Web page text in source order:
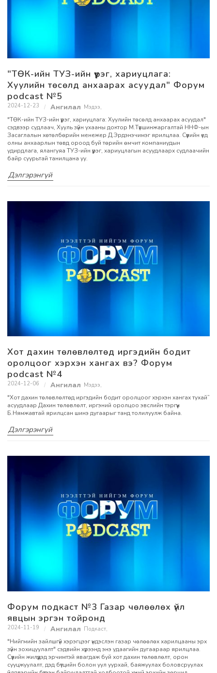
"ТӨК-ийн ТУЗ-ийн үүрэг, хариуцлага:
Хуулийн төсөлд анхаарах асуудал" Форум
podcast №5
2024-12-23 Мэдээ,
"ТӨК-ийн ТУЗ-ийн үүрэг, хариуцлага: Хуулийн төсөлд анхаарах асуудал"
сэдвээр судлаач, Хууль зүйн ухааны доктор М.Түвшинжаргалтай ННФ-ын
Засаглалын хөтөлбөрийн менежер Д.Эрдэнэчимэг ярилцлаа. Сүүлийн үед
олны анхаарлын төвд ороод буй төрийн өмчит компаниудын
удирдлага, ялангуяа ТУЗ-ийн үүрэг, хариуцлагын асуудлаарх судлаачийн
байр суурьтай танилцана уу.
Дэлгэрэнгүй
Хот дахин төлөвлөлтөд иргэдийн бодит
оролцоог хэрхэн хангах вэ? Форум
podcast №4
2024-12-06 Мэдээ,
"Хот дахин төлөвлөлтөд иргэдийн бодит оролцоог хэрхэн хангах тухай”
асуудлаар Дахин төлөвлөлт, иргэний оролцоо эвслийн тэргүүн
Б.Нямжавтай ярилцсан шинэ дугаарыг танд толилуулж байна.
Дэлгэрэнгүй
Форум подкаст №3 Газар чөлөөлөх үйл
явцын эргэн тойронд
2024-11-19 Подкаст,
"Нийгмийн зайлшгүй хэрэгцээг үндэслэн газар чөлөөлөх харилцааны эрх
зүйн зохицуулалт" сэдвийн хүрээнд энэ удаагийн дугаараар ярилцлаа.
Сүүлийн жилүүдэд эрчимтэй явагдаж буй хот дахин төлөвлөлт, орон
сууцжуулалт, дэд бүтцийн болон уул уурхай, баяжуулах боловсруулах